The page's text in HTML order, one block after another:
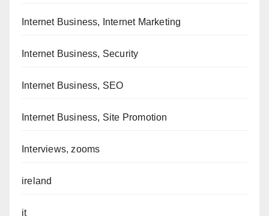
Internet Business, Internet Marketing
Internet Business, Security
Internet Business, SEO
Internet Business, Site Promotion
Interviews, zooms
ireland
it